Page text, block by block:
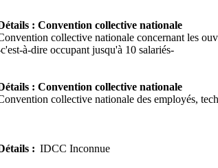
: Convention collective nationale
collective nationale concernant les
à-dire occupant jusqu'à 10 salariés-
: Convention collective nationale
collective nationale des employés,
: IDCC Inconnue